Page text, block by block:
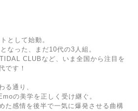
として始動。
なった、まだ10代の3人組。
CLUBなど、いま全国から注目を
です！
る通り、
の美学を正しく受け継ぐ。
た感情を後半で一気に爆発させる曲構